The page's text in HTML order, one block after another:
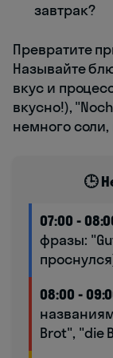
завтрак?
Превратите
Называйте
вкус и
вкусно!),
немного
🕒
07:00 -
фразы:
08:00 -
Brot", "die